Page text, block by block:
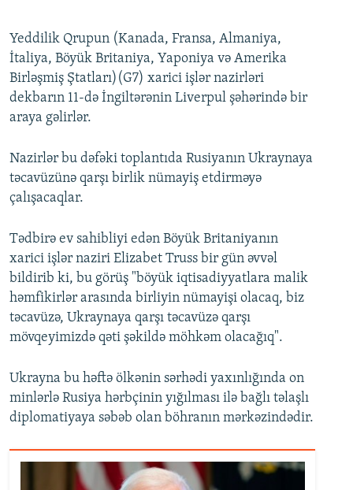
Yeddilik Qrupun (Kanada, Fransa, Almaniya,
İtaliya, Böyük Britaniya, Yaponiya və Amerika
Birləşmiş Ştatları)(G7) xarici işlər nazirləri
dekbarın 11-də İngiltərənin Liverpul şəhərində bir
araya gəlirlər.
Nazirlər bu dəfəki toplantıda Rusiyanın Ukraynaya
təcavüzünə qarşı birlik nümayiş etdirməyə
çalışacaqlar.
Tədbirə ev sahibliyi edən Böyük Britaniyanın
xarici işlər naziri Elizabet Truss bir gün əvvəl
bildirib ki, bu görüş "böyük iqtisadiyyatlara malik
həmfikirlər arasında birliyin nümayişi olacaq, biz
təcavüzə, Ukraynaya qarşı təcavüzə qarşı
mövqeyimizdə qəti şəkildə möhkəm olacağıq".
Ukrayna bu həftə ölkənin sərhədi yaxınlığında on
minlərlə Rusiya hərbçinin yığılması ilə bağlı təlaşlı
diplomatiyaya səbəb olan böhranın mərkəzindədir.